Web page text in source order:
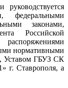
руководствуется
федеральными
законами,
Российской
нормативными
Уставом ГБУЗ СК
г. Ставрополя, а